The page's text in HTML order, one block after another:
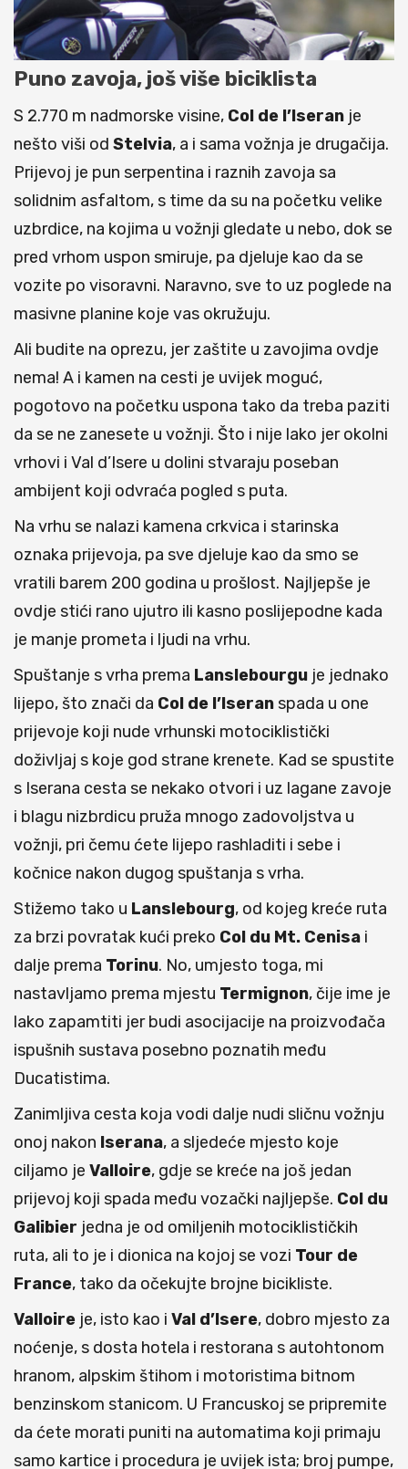
Puno zavoja, još više biciklista
S 2.770 m nadmorske visine, Col de l’Iseran je
nešto viši od Stelvia, a i sama vožnja je drugačija.
Prijevoj je pun serpentina i raznih zavoja sa
solidnim asfaltom, s time da su na početku velike
uzbrdice, na kojima u vožnji gledate u nebo, dok se
pred vrhom uspon smiruje, pa djeluje kao da se
vozite po visoravni. Naravno, sve to uz poglede na
masivne planine koje vas okružuju.
Ali budite na oprezu, jer zaštite u zavojima ovdje
nema! A i kamen na cesti je uvijek moguć,
pogotovo na početku uspona tako da treba paziti
da se ne zanesete u vožnji. Što i nije lako jer okolni
vrhovi i Val d’Isere u dolini stvaraju poseban
ambijent koji odvraća pogled s puta.
Na vrhu se nalazi kamena crkvica i starinska
oznaka prijevoja, pa sve djeluje kao da smo se
vratili barem 200 godina u prošlost. Najljepše je
ovdje stići rano ujutro ili kasno poslijepodne kada
je manje prometa i ljudi na vrhu.
Spuštanje s vrha prema Lanslebourgu je jednako
lijepo, što znači da Col de l’Iseranspada u one
prijevoje koji nude vrhunski motociklistički
doživljaj s koje god strane krenete. Kad se spustite
s Iserana cesta se nekako otvori i uz lagane zavoje
i blagu nizbrdicu pruža mnogo zadovoljstva u
vožnji, pri čemu ćete lijepo rashladiti i sebe i
kočnice nakon dugog spuštanja s vrha.
Stižemo tako u Lanslebourg, od kojeg kreće ruta
za brzi povratak kući preko Col du Mt. Cenisa i
dalje prema Torinu. No, umjesto toga, mi
nastavljamo prema mjestu Termignon, čije ime je
lako zapamtiti jer budi asocijacije na proizvođača
ispušnih sustava posebno poznatih među
Ducatistima.
Zanimljiva cesta koja vodi dalje nudi sličnu vožnju
onoj nakon Iserana, a sljedeće mjesto koje
ciljamo je Valloire, gdje se kreće na još jedan
prijevoj koji spada među vozački najljepše. Col du
Galibier jedna je od omiljenih motociklističkih
ruta, ali to je i dionica na kojoj se vozi Tour de
France, tako da očekujte brojne bicikliste.
Valloire je, isto kao i Val d’Isere, dobro mjesto za
noćenje, s dosta hotela i restorana s autohtonom
hranom, alpskim štihom i motoristima bitnom
benzinskom stanicom. U Francuskoj se pripremite
da ćete morati puniti na automatima koji primaju
samo kartice i procedura je uvijek ista; broj pumpe,